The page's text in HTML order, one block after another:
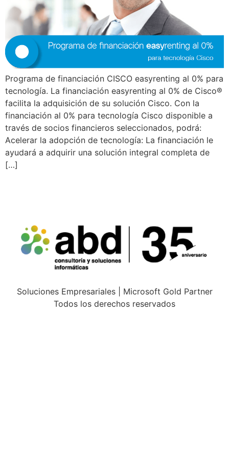
Programa de financiación CISCO easyrenting al 0% para
tecnología. La financiación easyrenting al 0% de Cisco®
facilita la adquisición de su solución Cisco. Con la
financiación al 0% para tecnología Cisco disponible a
través de socios financieros seleccionados, podrá:
Acelerar la adopción de tecnología: La financiación le
ayudará a adquirir una solución integral completa de
[…]
Soluciones Empresariales | Microsoft Gold Partner
Todos los derechos reservados